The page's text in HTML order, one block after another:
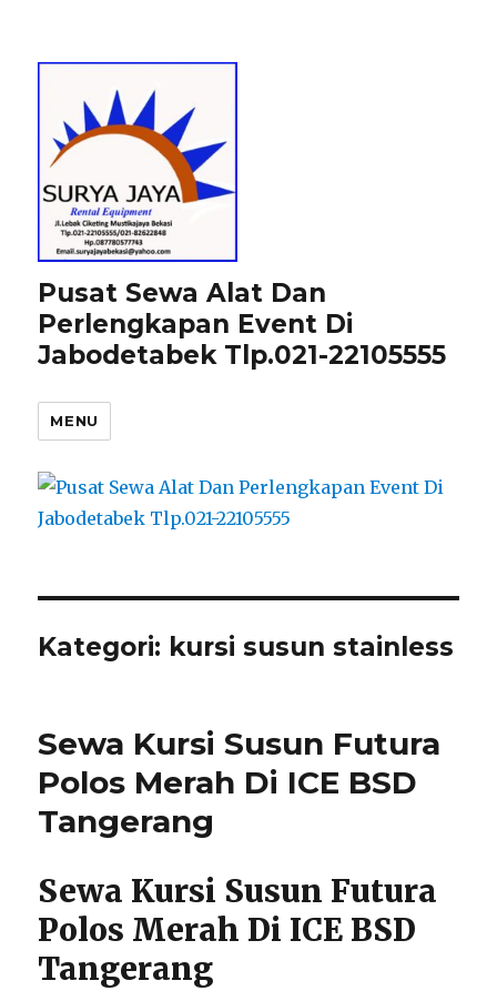
Pusat Sewa Alat Dan
Perlengkapan Event Di
Jabodetabek Tlp.021-22105555
MENU
Kategori: kursi susun stainless
Sewa Kursi Susun Futura
Polos Merah Di ICE BSD
Tangerang
Sewa Kursi Susun Futura
Polos Merah Di ICE BSD
Tangerang